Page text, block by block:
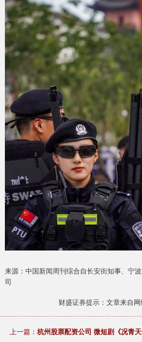
来源：中国新闻周刊综合自长安街知事、宁
司
财盛证券提示：文章来自网
上一篇： 杭州股票配资公司 微短剧《况青